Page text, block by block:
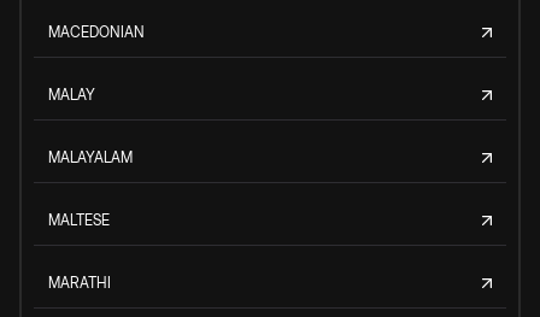
MACEDONIAN
MALAY
MALAYALAM
MALTESE
MARATHI